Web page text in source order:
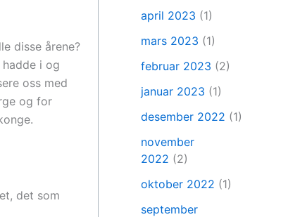
disse årene?
i og
oss med
og for
det som
april 2023 (1)
mars 2023 (1)
februar 2023 (2)
januar 2023 (1)
desember 2022 (1)
november
2022 (2)
oktober 2022 (1)
september